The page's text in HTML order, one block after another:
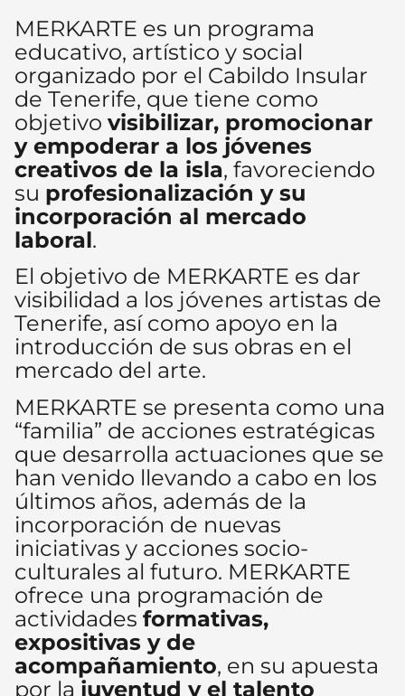
MERKARTE es un programa
educativo, artístico y social
organizado por el Cabildo Insular
de Tenerife, que tiene como
objetivo visibilizar, promocionar
y empoderar a los jóvenes
creativos de la isla, favoreciendo
su profesionalización y su
incorporación al mercado
laboral.
El objetivo de MERKARTE es dar
visibilidad a los jóvenes artistas de
Tenerife, así como apoyo en la
introducción de sus obras en el
mercado del arte.
MERKARTE se presenta como una
“familia” de acciones estratégicas
que desarrolla actuaciones que se
han venido llevando a cabo en los
últimos años, además de la
incorporación de nuevas
iniciativas y acciones socio-
culturales al futuro. MERKARTE
ofrece una programación de
actividades formativas,
expositivas y de
acompañamiento, en su apuesta
por la juventud y el talento